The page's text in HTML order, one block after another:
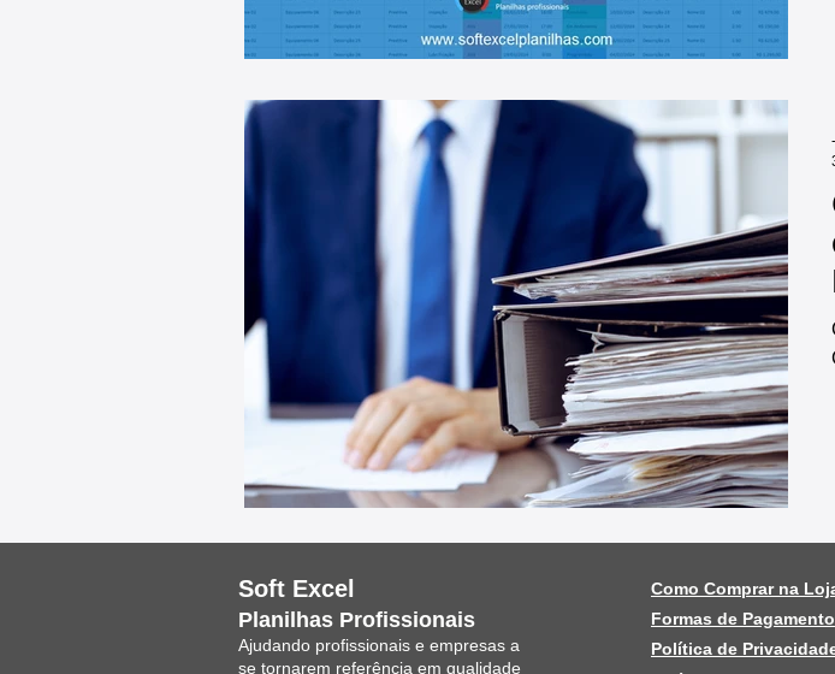
-
Soft Excel
Planilhas Profissionais
Ajudando profissionais e empresas a
se tornarem referência em qualidade
Como Comprar na
Formas de Pagamento
Política de